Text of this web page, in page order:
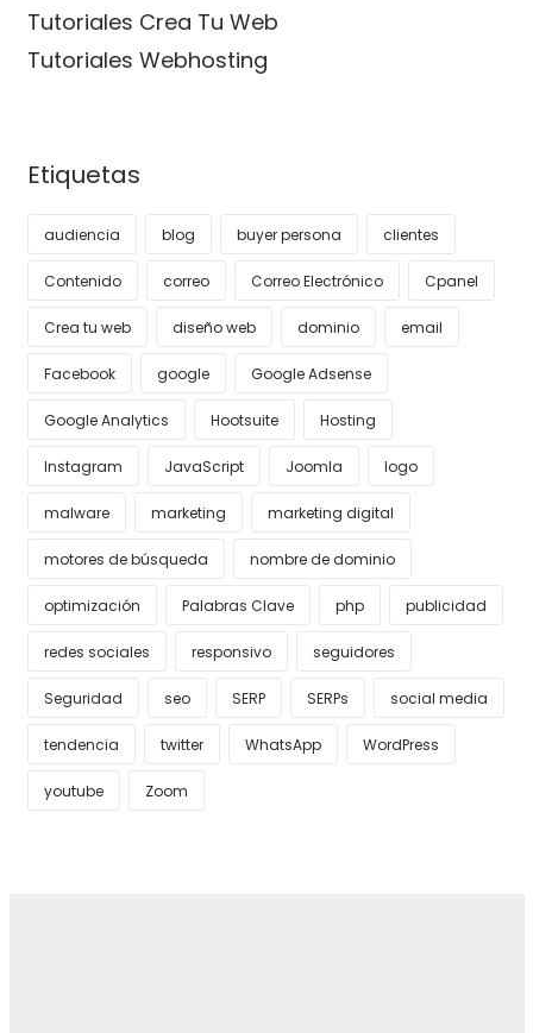
Tutoriales Crea Tu Web
Tutoriales Webhosting
Etiquetas
audiencia blog buyer persona clientes
Contenido correo Correo Electrónico Cpanel
Crea tu web diseño web dominio email
Facebook google Google Adsense
Google Analytics Hootsuite Hosting
Instagram JavaScript Joomla logo
malware marketing marketing digital
motores de búsqueda nombre de dominio
optimización Palabras Clave php publicidad
redes sociales responsivo seguidores
Seguridad seo SERP SERPs social media
tendencia twitter WhatsApp WordPress
youtube Zoom